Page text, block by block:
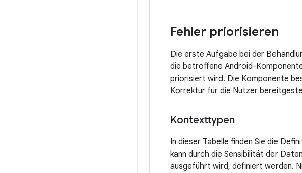
Fehler priorisieren
Die erste Aufgabe bei der
die betroffene Android-
priorisiert wird. Die Komponente
Korrektur für die Nutzer
Kontexttypen
In dieser Tabelle finden Sie die
kann durch die Sensibilität der
ausgeführt wird, definiert werden.